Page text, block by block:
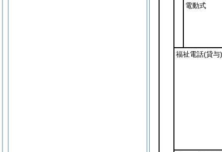
電動式
福祉電話(貸与)